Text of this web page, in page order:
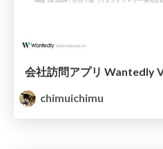
chimuichimu